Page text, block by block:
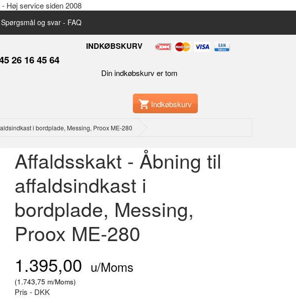
Høj service siden 2008
Spørgsmål og svar - FAQ
26 16 45 64
INDKØBSKURV
Din indkøbskurv er tom
Indkøbskurv
i bordplade, Messing, Proox ME-280
Affaldsskakt - Åbning til
affaldsindkast i
bordplade, Messing,
Proox ME-280
1.395,00 u/Moms
(1.743,75 m/Moms)
Pris - DKK